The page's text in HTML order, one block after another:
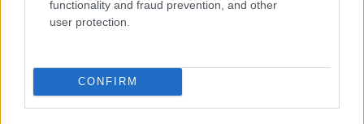
functionality and fraud prevention, and other
user protection.
CONFIRM
Fotó: Chung Sung-Jun / Europress / Getty